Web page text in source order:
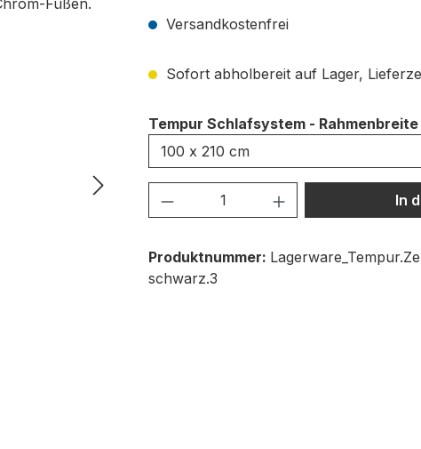
Versandkostenfrei
Sofort abholbereit auf Lager,
Tempur Schlafsystem - Rahmenbreite
Produkt Anzahl: Gib den
In
Produktnummer:
schwarz.3